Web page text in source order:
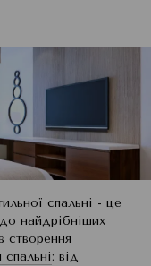
спальні - це
найдрібніших
створення
: від